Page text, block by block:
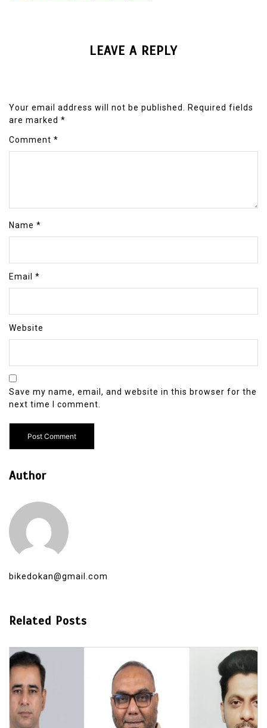
LEAVE A REPLY
Your email address will not be published.
Required fields
are marked *
Comment *
Name *
Email *
Website
Save my name, email, and website in this browser for the
next time I comment.
Author
bikedokan@gmail.com
Related Posts